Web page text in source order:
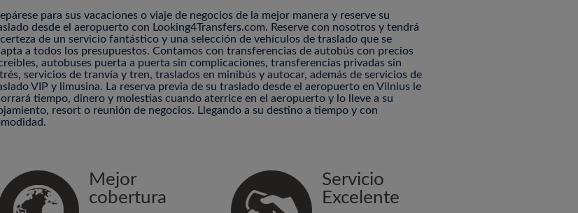
para sus vacaciones o viaje de negocios de la mejor manera y reserve su
desde el aeropuerto con Looking4Transfers.com. Reserve con nosotros y tendrá
certeza de un servicio fantástico y una selección de vehículos de traslado que se
a todos los presupuestos. Contamos con transferencias de autobús con precios
autobuses puerta a puerta sin complicaciones, transferencias privadas sin
servicios de tranvía y tren, traslados en minibús y autocar, además de servicios de
VIP y limusina. La reserva previa de su traslado desde el aeropuerto en Vilnius le
tiempo, dinero y molestias cuando aterrice en el aeropuerto y lo lleve a su
resort o reunión de negocios. Llegando a su destino a tiempo y con
Mejor
cobertura
Servicio
Excelente